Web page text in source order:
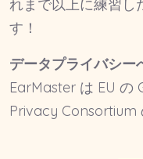
れまで以上に練習し
す！
データプライバシー
EarMaster は EU の
Privacy Consortium